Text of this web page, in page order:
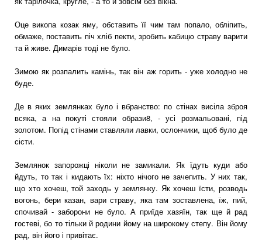
Оце викопа козак яму, обставить її чим там попало, обліпить,
обмаже, поставить піч хліб пекти, зробить кабицю страву варити
та й живе. Димарів тоді не було.
Зимою як розпалить камінь, так він аж горить - уже холодно не
буде.
Де в яких землянках було і вбранство: по стінах висіла зброя
всяка, а на покуті стояли образи8, - усі розмальовані, під
золотом. Попід стінами ставляли лавки, ослончики, щоб було де
сісти.
Землянок запорожці ніколи не замикали. Як їдуть куди або
йдуть, то так і кидають їх: ніхто нічого не зачепить. У них так,
що хто хочеш, той заходь у землянку. Як хочеш їсти, розводь
вогонь, бери казан, вари страву, яка там зоставлена, їж, пий,
спочивай - заборони не було. А приїде хазяїн, так ще й рад
гостеві, бо то тільки й родини йому на широкому степу. Він йому
рад, він його і привітає.